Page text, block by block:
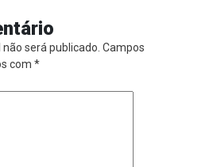
será publicado. Campos
com *